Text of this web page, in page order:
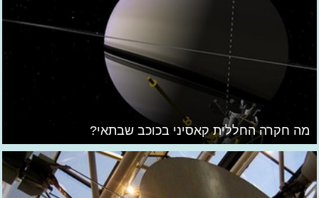
מה חקרה החללית קאסיני בכוכב שבתאי?